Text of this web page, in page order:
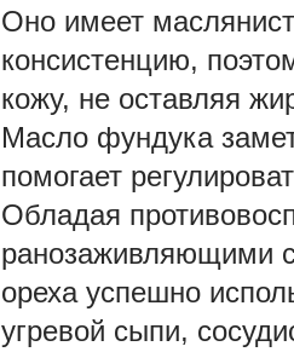
Оно имеет
консистенцию,
кожу, не оставляя
Масло фундука
помогает
Обладая
ранозаживляющими
ореха успешно
угревой сыпи,